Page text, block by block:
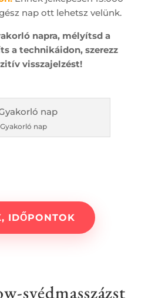
nap ott lehetsz velünk.
napra, mélyítsd a
a technikáidon, szerezz
visszajelzést!
Gyakorló nap
IDŐPONTOK
svédmasszázst